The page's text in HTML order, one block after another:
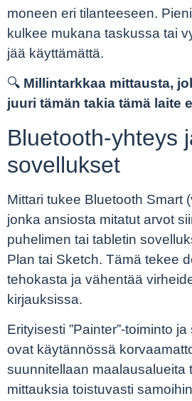
moneen eri tilanteeseen.
kulkee mukana taskussa tai
jää käyttämättä.
🔍 Millintarkkaa mittausta,
juuri tämän takia tämä laite
Bluetooth-yhteys
sovellukset
Mittari tukee Bluetooth Smart
jonka ansiosta mitatut arvot
puhelimen tai tabletin
Plan tai Sketch. Tämä tekee
tehokasta ja vähentää
kirjauksissa.
Erityisesti ”Painter”-toiminto
ovat käytännössä
suunnitellaan maalausalueita
mittauksia toistuvasti